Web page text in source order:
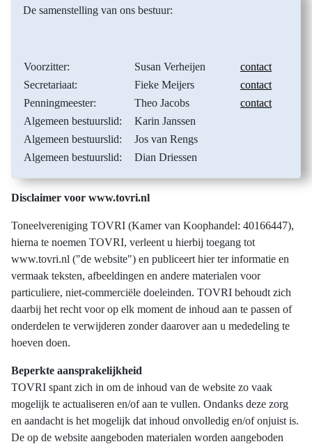
De samenstelling van ons bestuur:
Voorzitter: Susan Verheijen
contact
Secretariaat:
Fieke Meijers
contact
Penningmeester:
Theo Jacobs
contact
Algemeen bestuurslid:
Karin Janssen
Algemeen bestuurslid:
Jos van Rengs
Algemeen bestuurslid:
Dian Driessen
Disclaimer voor www.tovri.nl
Toneelvereniging TOVRI (Kamer van Koophandel: 40166447),
hierna te noemen TOVRI, verleent u hierbij toegang tot
www.tovri.nl ("de website") en publiceert hier ter informatie en
vermaak teksten, afbeeldingen en andere materialen voor
particuliere, niet-commerciële doeleinden. TOVRI behoudt zich
daarbij het recht voor op elk moment de inhoud aan te passen of
onderdelen te verwijderen zonder daarover aan u mededeling te
hoeven doen.
Beperkte aansprakelijkheid
TOVRI spant zich in om de inhoud van de website zo vaak
mogelijk te actualiseren en/of aan te vullen. Ondanks deze zorg
en aandacht is het mogelijk dat inhoud onvolledig en/of onjuist is.
De op de website aangeboden materialen worden aangeboden